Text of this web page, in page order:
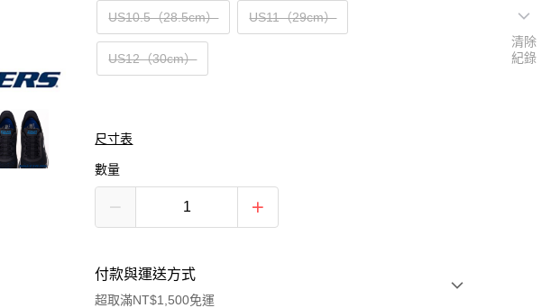
US10.5（28.5cm） US11（29cm）
US12（30cm）
尺寸表
數量
付款與運送方式
超取滿NT$1,500免運
清除
紀錄